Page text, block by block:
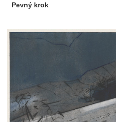
Pevný krok